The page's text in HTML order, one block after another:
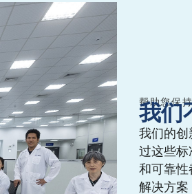
帮助您保
我们
我们的
过这些
和可靠
解决方